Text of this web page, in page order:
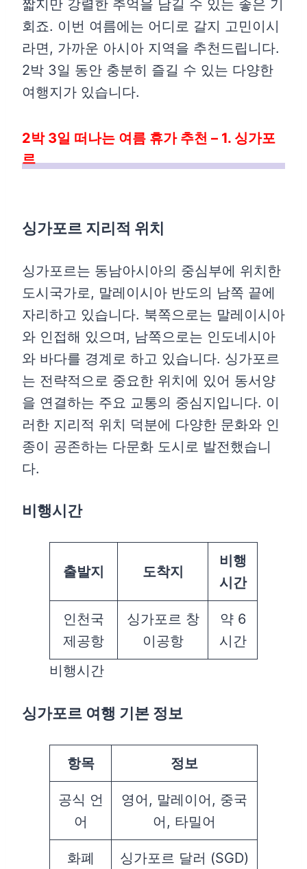
짧지만 강렬한 추억을 남길 수 있는 좋은 기
회죠. 이번 여름에는 어디로 갈지 고민이시
라면, 가까운 아시아 지역을 추천드립니다.
2박 3일 동안 충분히 즐길 수 있는 다양한
여행지가 있습니다.
2박 3일 떠나는 여름 휴가 추천 – 1. 싱가포
르
싱가포르 지리적 위치
싱가포르는 동남아시아의 중심부에 위치한
도시국가로, 말레이시아 반도의 남쪽 끝에
자리하고 있습니다. 북쪽으로는 말레이시아
와 인접해 있으며, 남쪽으로는 인도네시아
와 바다를 경계로 하고 있습니다. 싱가포르
는 전략적으로 중요한 위치에 있어 동서양
을 연결하는 주요 교통의 중심지입니다. 이
러한 지리적 위치 덕분에 다양한 문화와 인
종이 공존하는 다문화 도시로 발전했습니
다.
비행시간
출발지 도착지
비행
시간
인천국
제공항
싱가포르 창
이공항
약 6
시간
비행시간
싱가포르 여행 기본 정보
항목 정보
공식 언
어
영어, 말레이어, 중국
어, 타밀어
화폐 싱가포르 달러 (SGD)